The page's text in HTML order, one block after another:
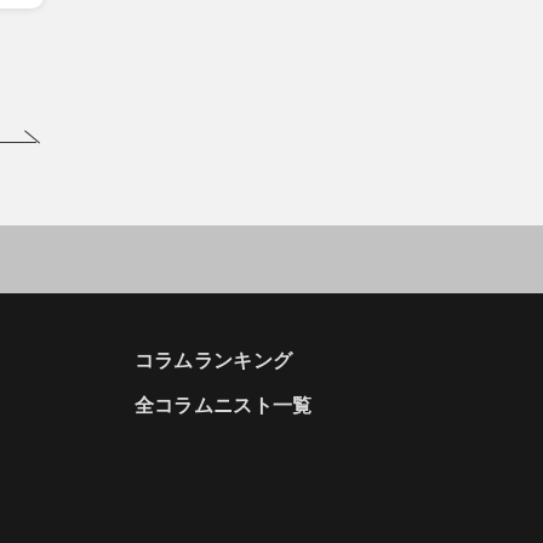
コラムランキング
全コラムニスト一覧